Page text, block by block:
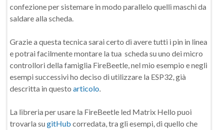
confezione per sistemare in modo parallelo quelli maschi da
saldare alla scheda.
Grazie a questa tecnica sarai certo di avere tutti i pin in linea
e potrai facilmente montare la tua scheda su uno dei micro
controllori della famiglia FireBeetle, nel mio esempio e negli
esempi successivi ho deciso di utilizzare la ESP32, già
descritta in questo articolo.
La libreria per usare la FireBeetle led Matrix Hello puoi
trovarla su gitHub corredata, tra gli esempi, di quello che